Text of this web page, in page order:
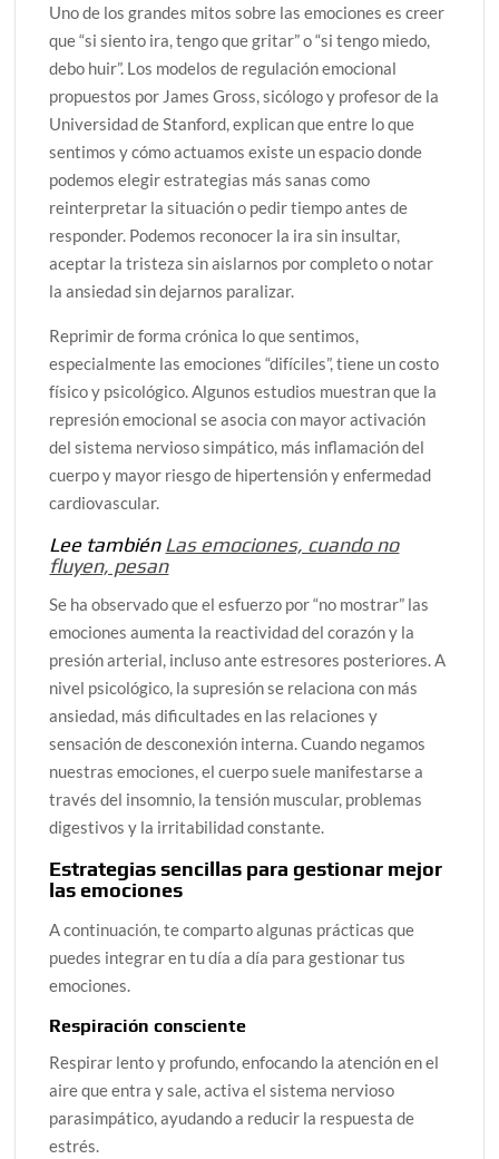
Uno de los grandes mitos sobre las emociones es creer
que “si siento ira, tengo que gritar” o “si tengo miedo,
debo huir”. Los modelos de regulación emocional
propuestos por James Gross, sicólogo y profesor de la
Universidad de Stanford, explican que entre lo que
sentimos y cómo actuamos existe un espacio donde
podemos elegir estrategias más sanas como
reinterpretar la situación o pedir tiempo antes de
responder. Podemos reconocer la ira sin insultar,
aceptar la tristeza sin aislarnos por completo o notar
la ansiedad sin dejarnos paralizar.
Reprimir de forma crónica lo que sentimos,
especialmente las emociones “difíciles”, tiene un costo
físico y psicológico. Algunos estudios muestran que la
represión emocional se asocia con mayor activación
del sistema nervioso simpático, más inflamación del
cuerpo y mayor riesgo de hipertensión y enfermedad
cardiovascular.
Lee también Las emociones, cuando no
fluyen, pesan
Se ha observado que el esfuerzo por “no mostrar” las
emociones aumenta la reactividad del corazón y la
presión arterial, incluso ante estresores posteriores. A
nivel psicológico, la supresión se relaciona con más
ansiedad, más dificultades en las relaciones y
sensación de desconexión interna. Cuando negamos
nuestras emociones, el cuerpo suele manifestarse a
través del insomnio, la tensión muscular, problemas
digestivos y la irritabilidad constante.
Estrategias sencillas para gestionar mejor
las emociones
A continuación, te comparto algunas prácticas que
puedes integrar en tu día a día para gestionar tus
emociones.
Respiración consciente
Respirar lento y profundo, enfocando la atención en el
aire que entra y sale, activa el sistema nervioso
parasimpático, ayudando a reducir la respuesta de
estrés.